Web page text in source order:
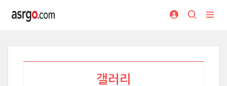
갤러리